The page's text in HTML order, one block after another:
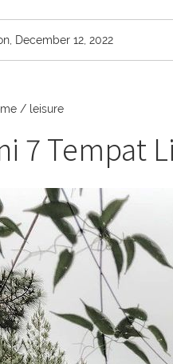
December 12, 2022
/ leisure
7 Tempat